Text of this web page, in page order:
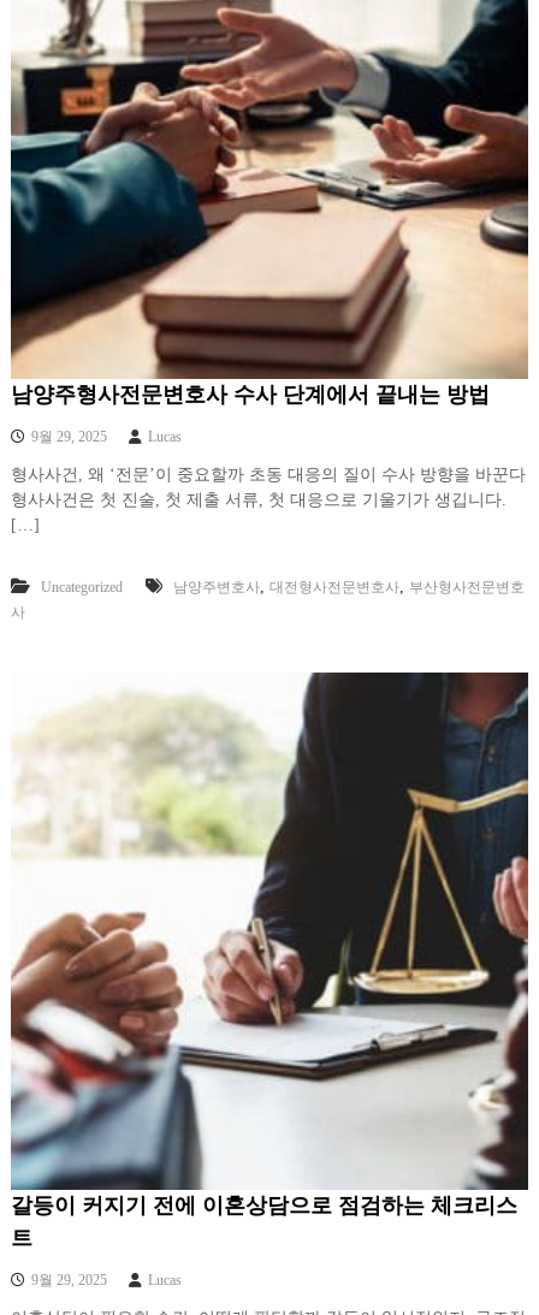
남양주형사전문변호사 수사 단계에서 끝내는 방법
9월 29, 2025 Lucas
형사사건, 왜 ‘전문’이 중요할까 초동 대응의 질이 수사 방향을 바꾼다
형사사건은 첫 진술, 첫 제출 서류, 첫 대응으로 기울기가 생깁니다.
[…]
Uncategorized 남양주변호사, 대전형사전문변호사, 부산형사전문변호
사
갈등이 커지기 전에 이혼상담으로 점검하는 체크리스
트
9월 29, 2025 Lucas